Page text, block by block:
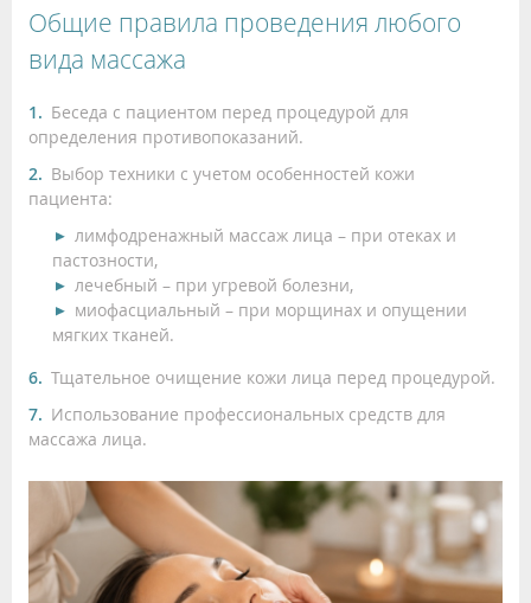
Общие правила проведения любого
вида массажа
Беседа с пациентом перед процедурой для
определения противопоказаний.
Выбор техники с учетом особенностей кожи
пациента:
лимфодренажный массаж лица – при отеках и
пастозности,
лечебный – при угревой болезни,
миофасциальный – при морщинах и опущении
мягких тканей.
Тщательное очищение кожи лица перед процедурой.
Использование профессиональных средств для
массажа лица.